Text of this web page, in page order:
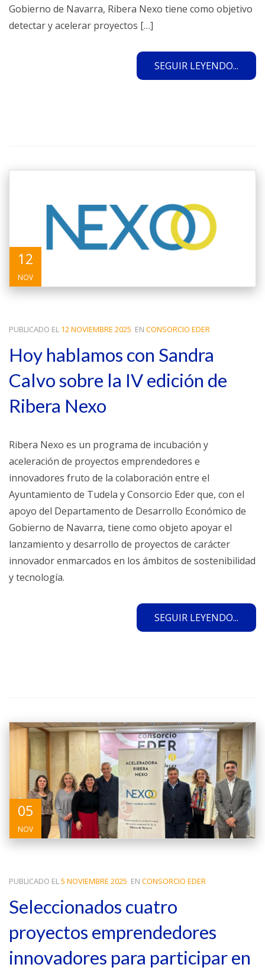
Gobierno de Navarra, Ribera Nexo tiene como objetivo
detectar y acelerar proyectos […]
SEGUIR LEYENDO...
12
NOV
PUBLICADO EL 12 NOVIEMBRE 2025 EN CONSORCIO EDER
Hoy hablamos con Sandra
Calvo sobre la IV edición de
Ribera Nexo
Ribera Nexo es un programa de incubación y
aceleración de proyectos emprendedores e
innovadores fruto de la colaboración entre el
Ayuntamiento de Tudela y Consorcio Eder que, con el
apoyo del Departamento de Desarrollo Económico de
Gobierno de Navarra, tiene como objeto apoyar el
lanzamiento y desarrollo de proyectos de carácter
innovador enmarcados en los ámbitos de sostenibilidad
y tecnología.
SEGUIR LEYENDO...
05
NOV
PUBLICADO EL5 NOVIEMBRE 2025 EN CONSORCIO EDER
Seleccionados cuatro
proyectos emprendedores
innovadores para participar en